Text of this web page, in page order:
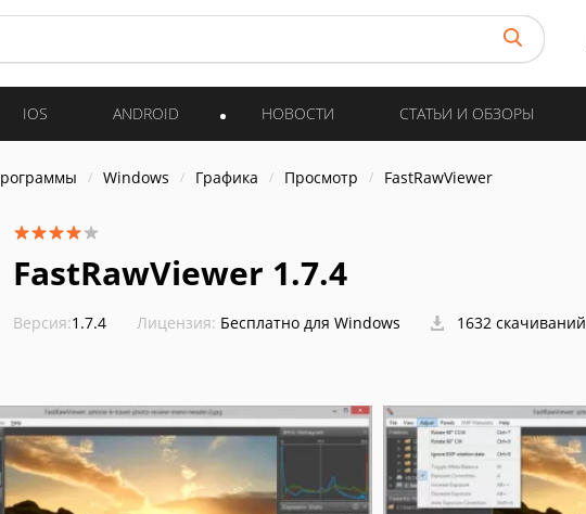
IOS ANDROID НОВОСТИ СТАТЬИ И ОБЗОРЫ
Windows Графика Просмотр FastRawViewer
FastRawViewer 1.7.4
Версия:1.7.4 Лицензия: Бесплатно для Windows 1632 скачиваний